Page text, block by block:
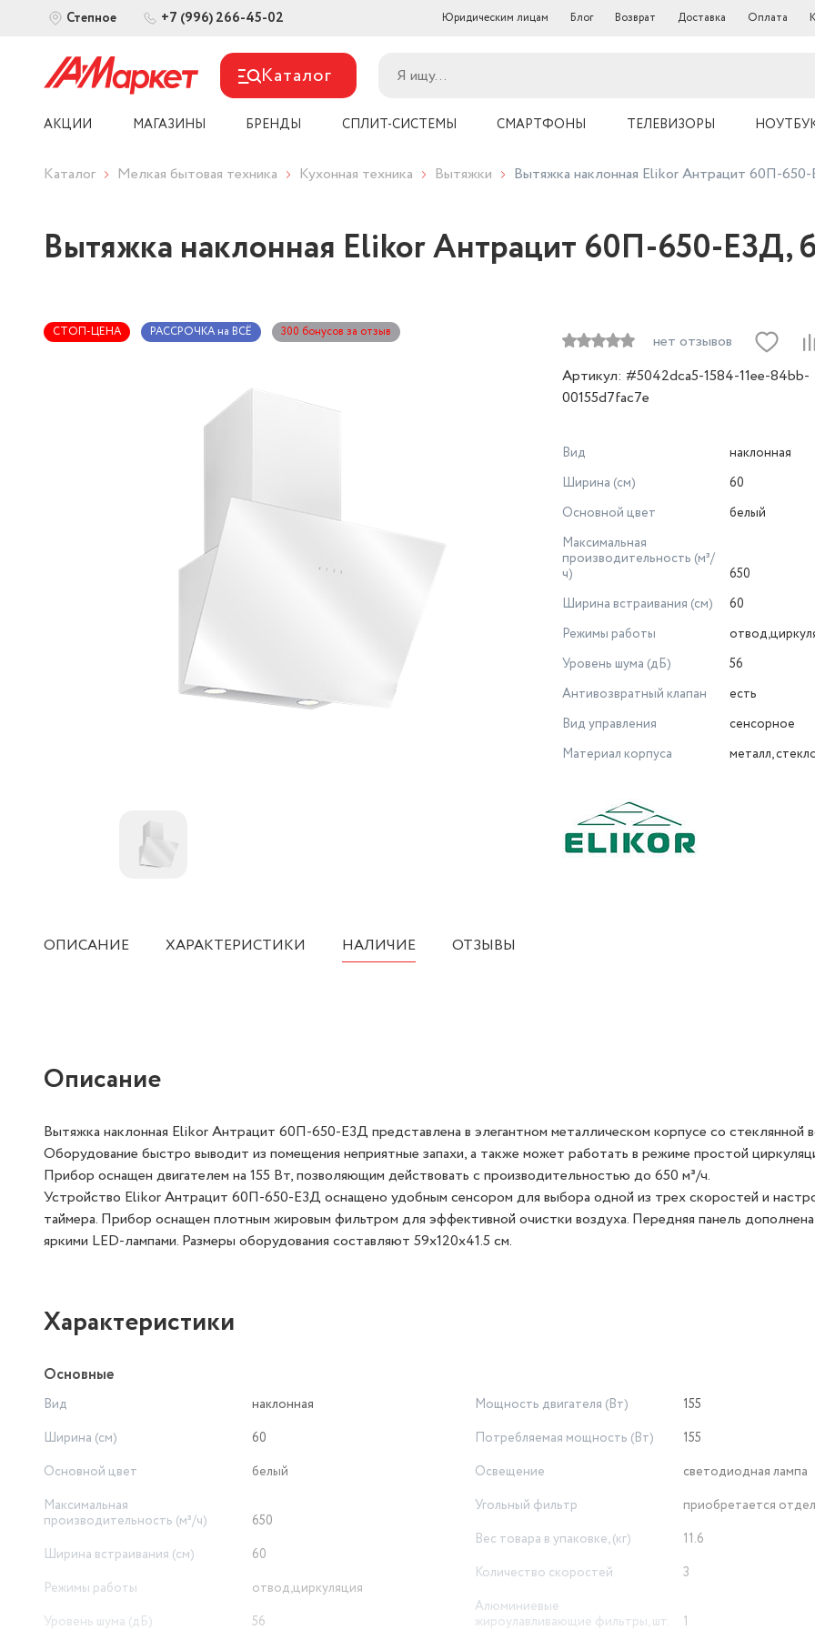
Степное +7 (996) 266-45-02 Юридическим лицам Блог Возврат Доставка Оплата
Каталог
АКЦИИ МАГАЗИНЫ БРЕНДЫ СПЛИТ-СИСТЕМЫ СМАРТФОНЫ ТЕЛЕВИЗОРЫ
Каталог Мелкая бытовая техника Кухонная техника Вытяжки Вытяжка наклонная Elikor Антрацит 60П-
Вытяжка наклонная Elikor Антрацит 60П-650-Е3Д,
СТОП-ЦЕНА РАССРОЧКА на ВСЁ 300 бонусов за отзыв
нет отзывов
Артикул: #5042dca5-1584-11ee-84bb-
00155d7fac7e
Вид
наклонная
Ширина (см)
60
Основной цвет
белый
Максимальная
производительность (м³/
ч)
650
Ширина встраивания (см)
60
Режимы работы
Уровень шума (дБ)
56
Антивозвратный клапан
есть
Вид управления
сенсорное
Материал корпуса
металл,
ОПИСАНИЕ ХАРАКТЕРИСТИКИ НАЛИЧИЕ ОТЗЫВЫ
Описание
Вытяжка наклонная Elikor Антрацит 60П-650-Е3Д представлена в элегантном металлическом корпусе со стеклянной
Оборудование быстро выводит из помещения неприятные запахи, а также может работать в режиме простой
Прибор оснащен двигателем на 155 Вт, позволяющим действовать с производительностью до 650 м³/ч.
Устройство Elikor Антрацит 60П-650-Е3Д оснащено удобным сенсором для выбора одной из трех скоростей и
таймера. Прибор оснащен плотным жировым фильтром для эффективной очистки воздуха. Передняя панель
яркими LED-лампами. Размеры оборудования составляют 59x120x41.5 см.
Характеристики
Основные
Вид
наклонная
Ширина (см)
60
Основной цвет
белый
Максимальная
производительность (м³/ч)
650
Ширина встраивания (см)
60
Режимы работы
отвод,циркуляция
Уровень шума (дБ)
56
Мощность двигателя (Вт)
155
Потребляемая мощность (Вт)
155
Освещение
светодиодная лампа
Угольный фильтр
приобретается
Вес товара в упаковке, (кг)
11.6
Количество скоростей
3
Алюминиевые
жироулавливающие фильтры, шт.
1